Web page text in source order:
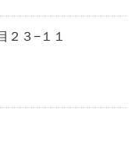
２３−１１